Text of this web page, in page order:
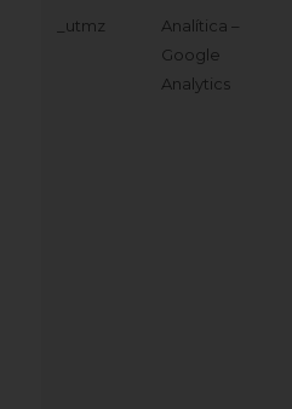
_utmz
Analítica –
Google
Analytics